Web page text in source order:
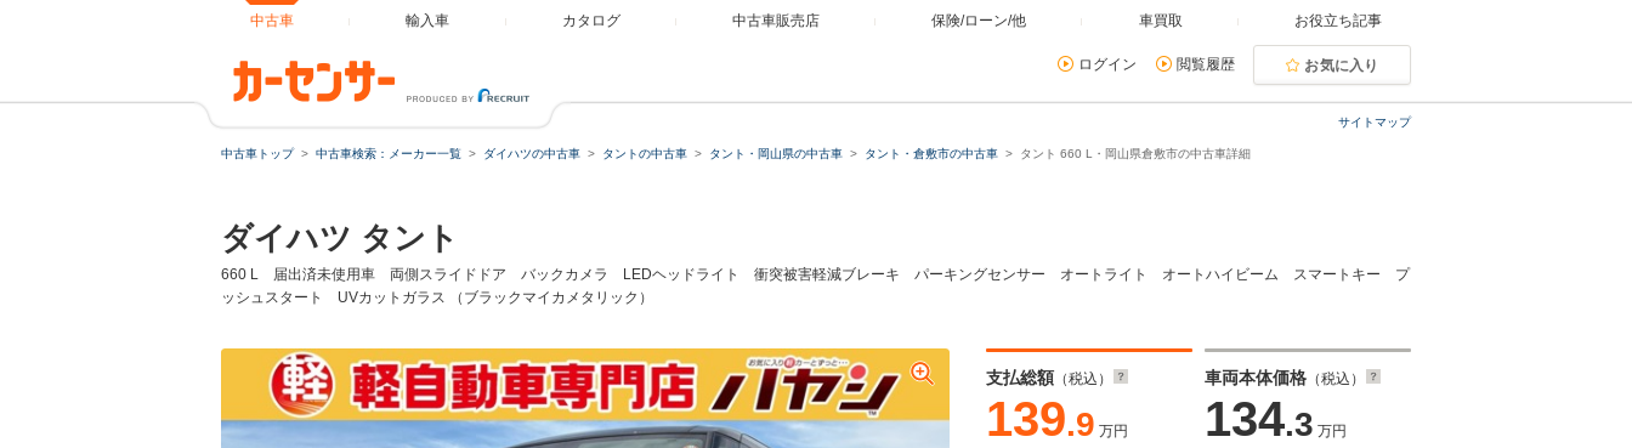
中古車 輸入車 カタログ 中古車販売店 保険/ローン/他 車買取 お役立ち記事
ログイン 閲覧履歴 お気に入り
サイトマップ
中古車トップ 中古車検索：メーカー一覧 ダイハツの中古車 タントの中古車 タント・岡山県の中古車 タント・倉敷市の中古車 タント 660 L・岡山県倉敷市の中古車詳細
ダイハツ タント
660 L 届出済未使用車 両側スライドドア バックカメラ LEDヘッドライト 衝突被害軽減ブレーキ パーキングセンサー オートライト オートハイビーム スマートキー プ
ッシュスタート UVカットガラス （ブラックマイカメタリック）
支払総額 （税込）
139.9 万円
車両本体価格 （税込）
134.3 万円
ローン種類
借入額